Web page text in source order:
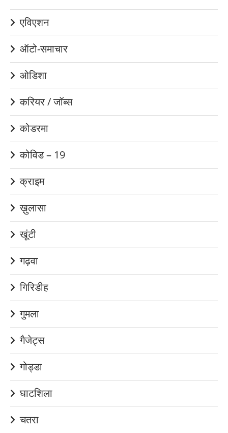
एविएशन
ऑटो-समाचार
ओडिशा
करियर / जॉब्स
कोडरमा
कोविड – 19
क्राइम
ख़ुलासा
खूंटी
गढ़वा
गिरिडीह
गुमला
गैजेट्स
गोड्डा
घाटशिला
चतरा